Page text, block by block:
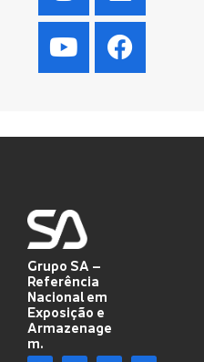
Grupo SA –
Referência
Nacional em
Exposição e
Armazenage
m.